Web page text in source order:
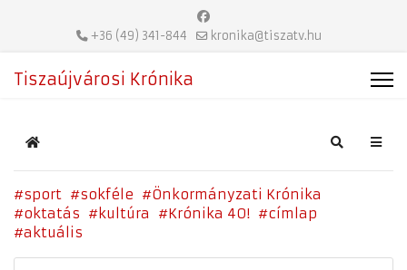
+36 (49) 341-844 kronika@tiszatv.hu
Tiszaújvárosi Krónika
Home Search
sport sokféle
Önkormányzati Krónika
oktatás
kultúra Krónika 40!
címlap
aktuális